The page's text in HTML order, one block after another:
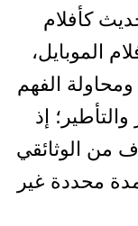
كأفلام
الموبايل،
الفهم
إذ
من الوثائقي
محددة غير